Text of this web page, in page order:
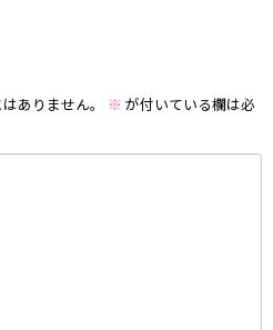
ありません。 ※ が付いている欄は必